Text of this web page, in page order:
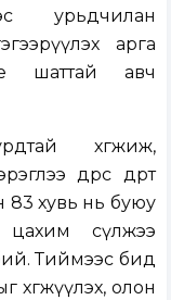
урьдчилан
арга
шаттай авч
хөгжиж,
өдрөөс өдөрт
хувь нь буюу
сүлжээ
Тиймээс бид
олон